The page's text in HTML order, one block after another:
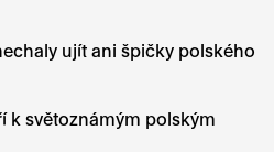
ujít ani špičky polského
k světoznámým polským